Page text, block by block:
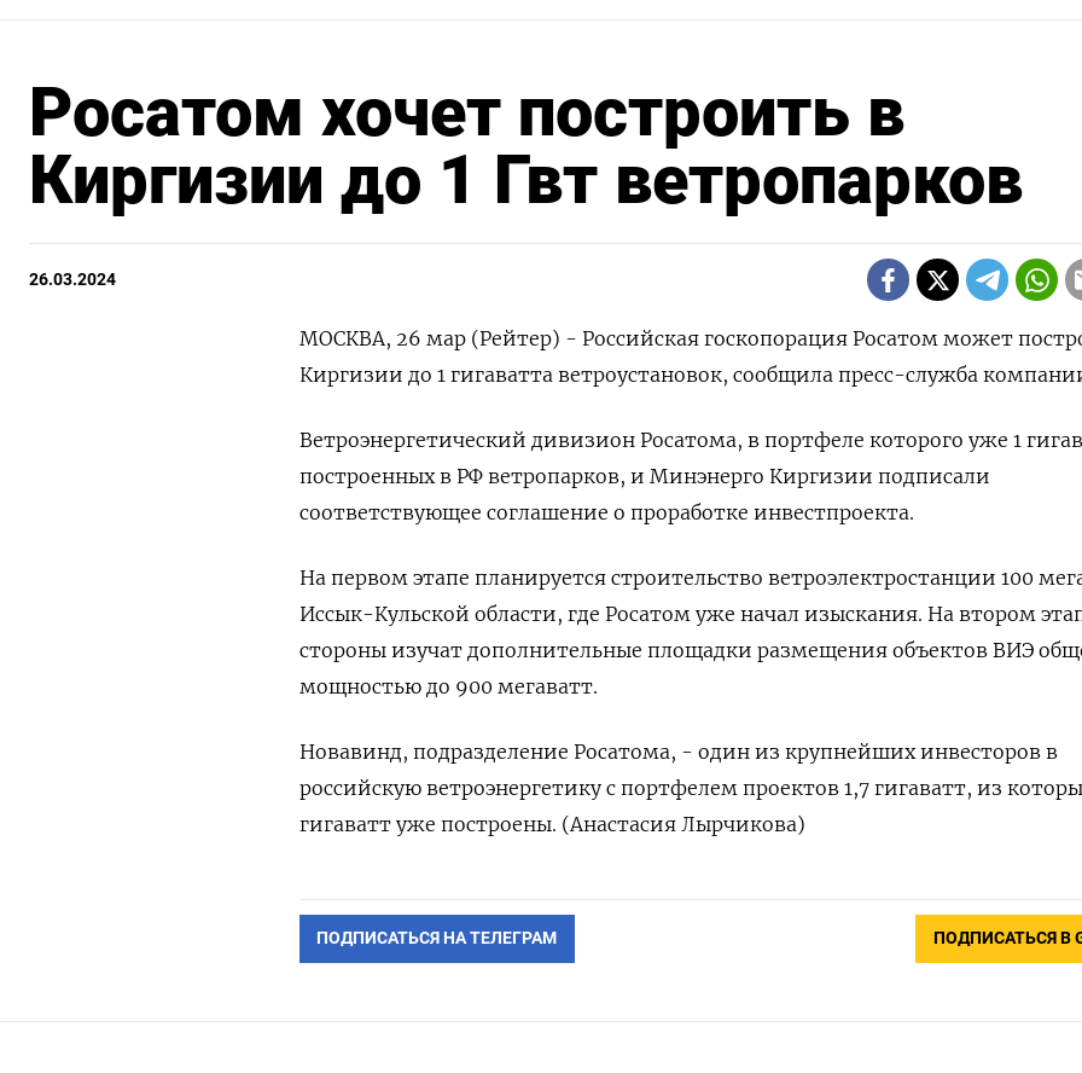
Росатом хочет построить в
Киргизии до 1 Гвт ветропарков
26.03.2024
МОСКВА, 26 мар (Рейтер) - Российская госкопорация Росатом может
Киргизии до 1 гигаватта ветроустановок, сообщила пресс-служба
Ветроэнергетический дивизион Росатома, в портфеле которого уже 1
построенных в РФ ветропарков, и Минэнерго Киргизии подписали
соответствующее соглашение о проработке инвестпроекта.
На первом этапе планируется строительство ветроэлектростанции 100
Иссык-Кульской области, где Росатом уже начал изыскания. На втором
стороны изучат дополнительные площадки размещения объектов ВИЭ
мощностью до 900 мегаватт.
Новавинд, подразделение Росатома, - один из крупнейших инвесторов в
российскую ветроэнергетику с портфелем проектов 1,7 гигаватт, из
гигаватт уже построены. (Анастасия Лырчикова)
ПОДПИСАТЬСЯ НА ТЕЛЕГРАМ ПОДПИСАТЬСЯ В